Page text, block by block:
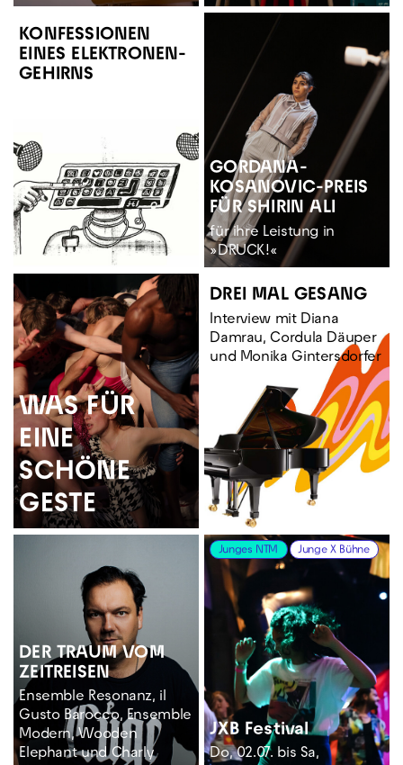
KONFESSIONEN
EINES ELEKTRONEN-
GEHIRNS
GORDANA-
KOSANOVIC-PREIS
FÜR SHIRIN ALI
für ihre Leistung in
»DRUCK!«
WAS FÜR
EINE
SCHÖNE
GESTE
DREI MAL GESANG
Interview mit Diana
Damrau, Cordula Däuper
und Monika Gintersdorfer
DER TRAUM VOM
ZEITREISEN
Ensemble Resonanz, il
Gusto Barocco, Ensemble
Modern, Wooden
Elephant und Charly
Junges NTM Junge X Bühne
JXB Festival
Do, 02.07. bis Sa,